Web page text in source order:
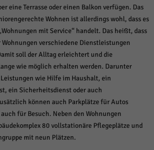
eine Terrasse oder einen Balkon verfügen. Das
Wohnen ist allerdings wohl, dass es
mit Service“ handelt. Das heißt, dass
Wohnungen verschiedene Dienstleistungen
soll der Alltag erleichtert und die
wie möglich erhalten werden. Darunter
wie Hilfe im Haushalt, ein
ein Sicherheitsdienst oder auch
können auch Parkplätze für Autos
für Besuch. Neben den Wohnungen
80 vollstationäre Pflegeplätze und
mit neun Plätzen.